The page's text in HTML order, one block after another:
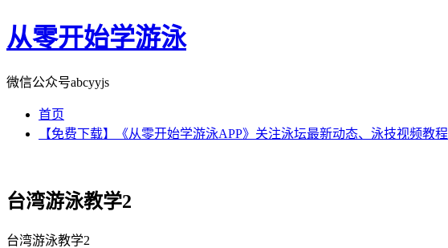
从零开始学游泳
微信公众号abcyyjs
首页
【免费下载】《从零开始学游泳APP》关注泳坛最新动态、泳技视频教程
台湾游泳教学2
台湾游泳教学2